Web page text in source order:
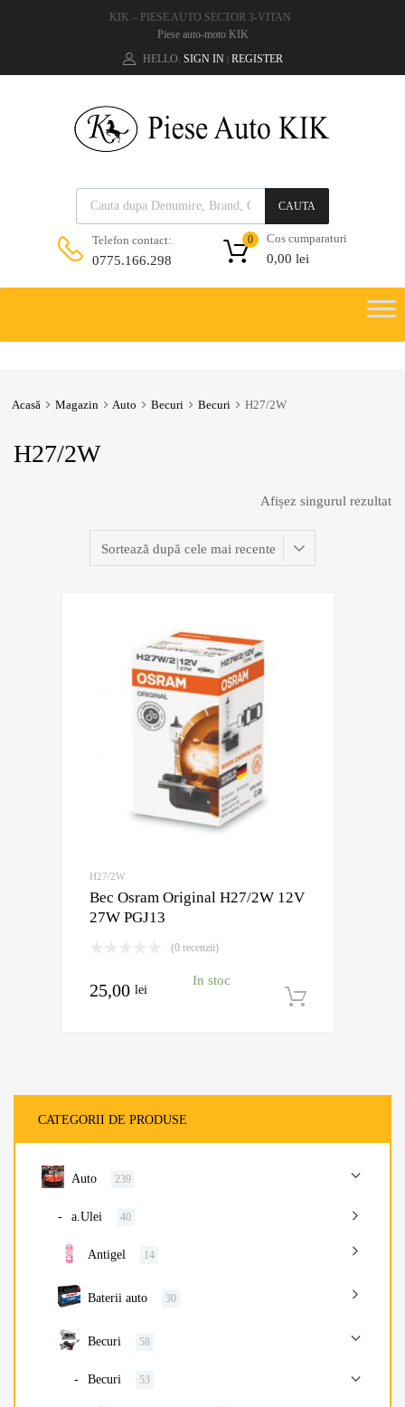
KIK – PIESE AUTO SECTOR 3-VITAN
Piese auto-moto KIK
HELLO. SIGN IN | REGISTER
CAUTA
Telefon contact:
0775.166.298
Cos cumparaturi
0,00 lei
0
Acasă Magazin Auto Becuri Becuri H27/2W
H27/2W
Afișez singurul rezultat
H27/2W
Bec Osram Original H27/2W 12V
27W PGJ13
(0 recenzii)
25,00 lei
In stoc
CATEGORII DE PRODUSE
Auto 239
a.Ulei 40
Antigel 14
Baterii auto 30
Becuri 58
Becuri 53